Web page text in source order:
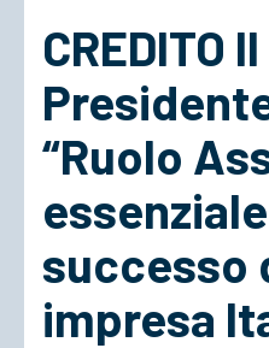
Cosa Facciamo
ACCEDI
CREDITO Il
“Ruolo
successo
impresa